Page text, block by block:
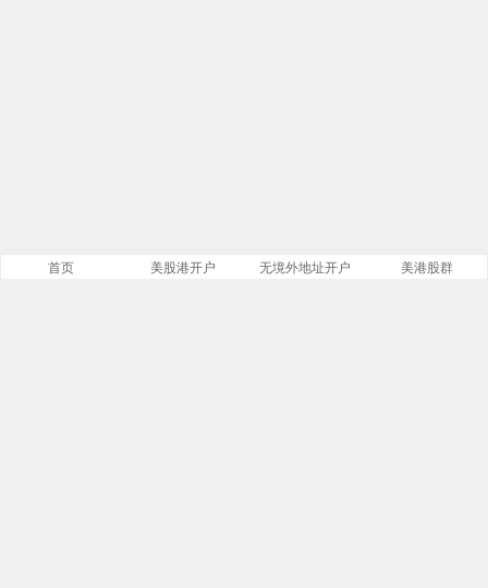
首页 美股港开户 无境外地址开户 美港股群